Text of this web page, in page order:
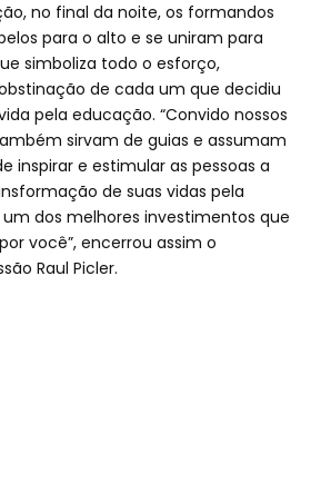
no final da noite, os formandos
para o alto e se uniram para
simboliza todo o esforço,
de cada um que decidiu
pela educação. “Convido nossos
sirvam de guias e assumam
inspirar e estimular as pessoas a
de suas vidas pela
dos melhores investimentos que
você”, encerrou assim o
Raul Picler.